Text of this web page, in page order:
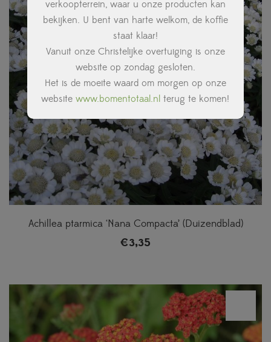
verkoopterrein, waar u onze producten kan
bekijken. U bent van harte welkom, de koffie
staat klaar!
Vanuit onze Christelijke overtuiging is onze
website op zondag gesloten.
Het is de moeite waard om morgen op onze
websitewww.bomentotaal.nl terug te komen!
Achillea ptarmica ‘Nana Compacta’ (Duizendblad)
€3,35